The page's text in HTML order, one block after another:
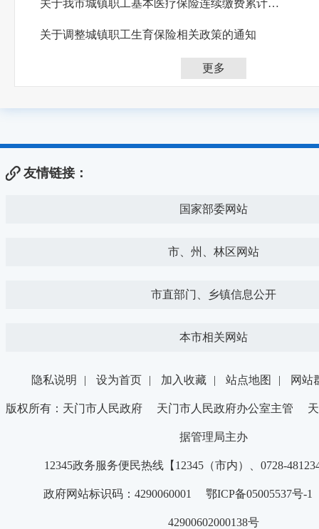
关于我市城镇职工基本医疗保险连续缴费累计年限的通知
关于调整城镇职工生育保险相关政策的通知
更多
友情链接：
国家部委网站
市、州、林区网站
市直部门、乡镇信息公开
本市相关网站
隐私说明 | 设为首页 | 加入收藏 | 站点地图 | 网站
版权所有：天门市人民政府 天门市人民政府办公室主管 天
据管理局主办
12345政务服务便民热线【12345（市内）、0728-
政府网站标识码：4290060001 鄂ICP备05005537号
42900602000138号